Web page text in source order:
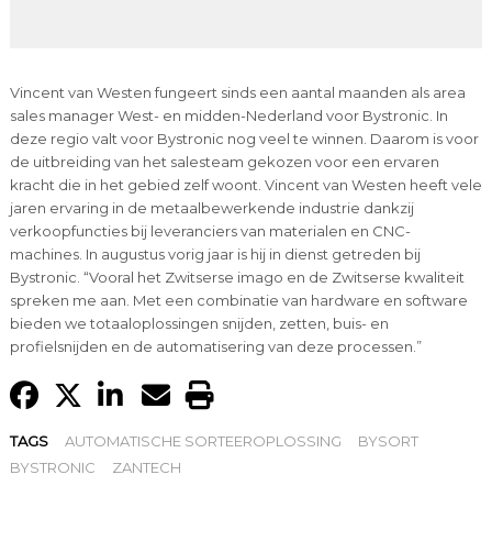
Vincent van Westen fungeert sinds een aantal maanden als area
sales manager West- en midden-Nederland voor Bystronic. In
deze regio valt voor Bystronic nog veel te winnen. Daarom is voor
de uitbreiding van het salesteam gekozen voor een ervaren
kracht die in het gebied zelf woont. Vincent van Westen heeft vele
jaren ervaring in de metaalbewerkende industrie dankzij
verkoopfuncties bij leveranciers van materialen en CNC-
machines. In augustus vorig jaar is hij in dienst getreden bij
Bystronic. “Vooral het Zwitserse imago en de Zwitserse kwaliteit
spreken me aan. Met een combinatie van hardware en software
bieden we totaaloplossingen snijden, zetten, buis- en
profielsnijden en de automatisering van deze processen.”
TAGS AUTOMATISCHE SORTEEROPLOSSING
BYSORT
BYSTRONIC
ZANTECH